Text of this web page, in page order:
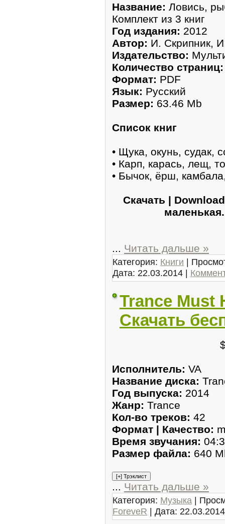
Название: Ловись,
Комплект из 3 книг
Год издания: 2012
Автор: И. Скрипник,
Издательство:
Количество страниц:
Формат: PDF
Язык: Русский
Размер: 63.46 Mb
Список книг
• Щука, окунь, судак,
• Карп, карась, лещ,
• Бычок, ёрш,
Скачать |
... Читать дальше »
Категория: Книги |
Дата: 22.03.2014 |
Trance Must
Скачать
Исполнитель: VA
Название диска:
Год выпуска: 2014
Жанр: Trance
Кол-во треков: 42
Формат | Качество:
Время звучания:
Размер файла: 640
... Читать дальше »
Категория: Музыка |
ForeveR | Дата: 22.03.2014